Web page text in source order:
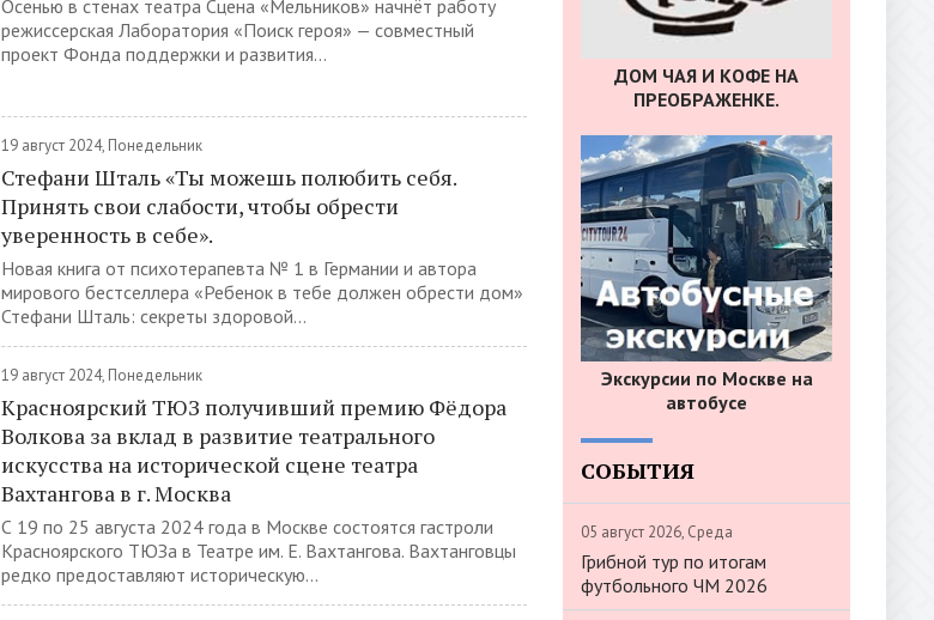
Осенью в стенах театра Сцена «Мельников» начнёт работу
режиссерская Лаборатория «Поиск героя» — совместный
проект Фонда поддержки и развития...
19 август 2024, Понедельник
Стефани Шталь «Ты можешь полюбить себя.
Принять свои слабости, чтобы обрести
уверенность в себе».
Новая книга от психотерапевта № 1 в Германии и автора
мирового бестселлера «Ребенок в тебе должен обрести дом»
Стефани Шталь: секреты здоровой...
19 август 2024, Понедельник
Красноярский ТЮЗ получивший премию Фёдора
Волкова за вклад в развитие театрального
искусства на исторической сцене театра
Вахтангова в г. Москва
С 19 по 25 августа 2024 года в Москве состоятся гастроли
Красноярского ТЮЗа в Театре им. Е. Вахтангова. Вахтанговцы
редко предоставляют историческую...
ДОМ ЧАЯ И КОФЕ НА
ПРЕОБРАЖЕНКЕ.
Экскурсии по Москве на
автобусе
СОБЫТИЯ
05 август 2026, Среда
Грибной тур по итогам
футбольного ЧМ 2026